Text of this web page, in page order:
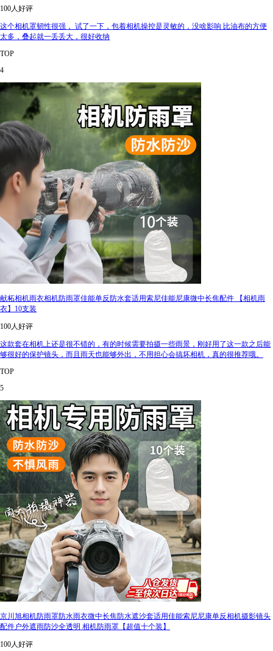
100人好评
这个相机罩韧性很强， 试了一下，包着相机操控是灵敏的，没啥影响 比油布的方便
太多，叠起就一丢丢大，很好收纳
TOP
4
献柘相机雨衣相机防雨罩佳能单反防水套适用索尼佳能尼康微中长焦配件 【相机雨
衣】10支装
100人好评
这款套在相机上还是很不错的，有的时候需要拍摄一些雨景，刚好用了这一款之后能
够很好的保护镜头，而且雨天也能够外出，不用担心会搞坏相机，真的很推荐哦。
TOP
5
京川旭相机防雨罩防水雨衣微中长焦防水遮沙套适用佳能索尼尼康单反相机摄影镜头
配件户外遮雨防沙全透明 相机防雨罩【超值十个装】
100人好评